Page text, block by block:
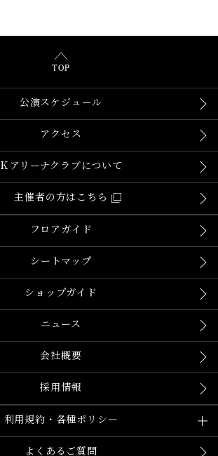
TOP
公演スケジュール
アクセス
Ｋアリーナクラブについて
主催者の方はこちら
フロアガイド
シートマップ
ショップガイド
ニュース
会社概要
採用情報
利用規約・各種ポリシー
よくあるご質問